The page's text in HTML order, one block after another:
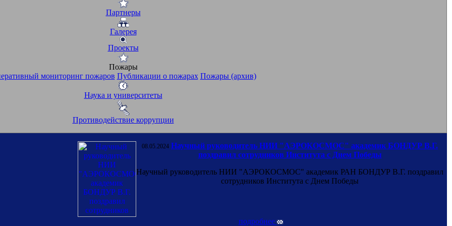
Партнеры
Галерея
Проекты
Пожары
мониторинг пожаров Публикации о пожарах Пожары (архив)
Наука и университеты
Противодействие коррупции
08.05.2024 Научный руководитель НИИ "АЭРОКОСМОС" академик БОНДУР В.Г.
поздравил сотрудников Института с Днем Победы
Научный руководитель НИИ "АЭРОКОСМОС" академик РАН БОНДУР В.Г. поздравил
сотрудников Института с Днем Победы
подробнее